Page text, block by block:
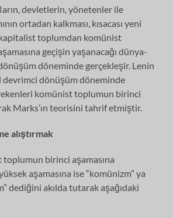
devletlerin, yönetenler ile
ortadan kalkması, kısacası yeni
kapitalist toplumdan komünist
geçişin yaşanacağı dünya-
döneminde gerçekleşir. Lenin
devrimci dönüşüm döneminde
komünist toplumun birinci
Marks’ın teorisini tahrif etmiştir.
alıştırmak
toplumun birinci aşamasına
aşamasına ise “komünizm” ya
dediğini akılda tutarak aşağıdaki